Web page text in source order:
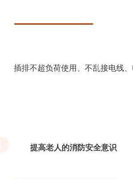
插排不超负荷使用、不乱接电线、
提高老人的消防安全意识